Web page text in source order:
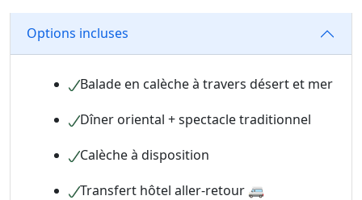
Options incluses
Balade en calèche à travers désert et mer
Dîner oriental + spectacle traditionnel
Calèche à disposition
Transfert hôtel aller-retour 🚐